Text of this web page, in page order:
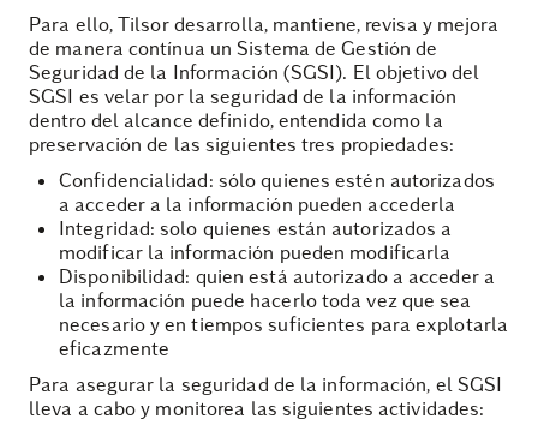
Para ello, Tilsor desarrolla, mantiene, revisa y mejora
de manera contínua un Sistema de Gestión de
Seguridad de la Información (SGSI). El objetivo del
SGSI es velar por la seguridad de la información
dentro del alcance definido, entendida como la
preservación de las siguientes tres propiedades:
Confidencialidad: sólo quienes estén autorizados
a acceder a la información pueden accederla
Integridad: solo quienes están autorizados a
modificar la información pueden modificarla
Disponibilidad: quien está autorizado a acceder a
la información puede hacerlo toda vez que sea
necesario y en tiempos suficientes para explotarla
eficazmente
Para asegurar la seguridad de la información, el SGSI
lleva a cabo y monitorea las siguientes actividades: